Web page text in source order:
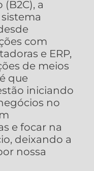
a
com
e ERP,
de meios
que
iniciando
no
e focar na
deixando a
nossa